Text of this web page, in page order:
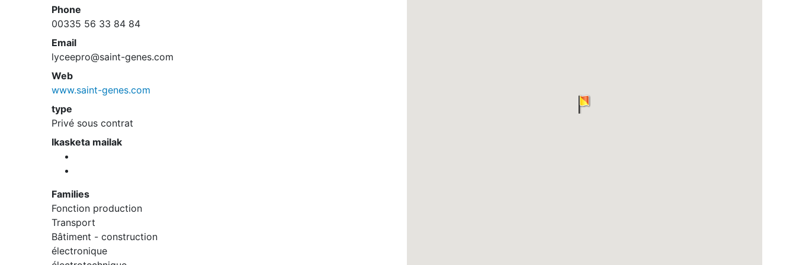
Phone
00335 56 33 84 84
Email
lyceepro@saint-genes.com
Web
www.saint-genes.com
type
Privé sous contrat
Ikasketa mailak
Families
Fonction production
Transport
Bâtiment - construction
électronique